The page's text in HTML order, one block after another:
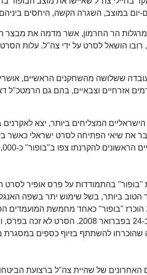
יום במוצב, השגרה הקשה, היחסים
הר החרמון, אשר מדמה את מבצר
ששלושה מהשחקנים הראשיים,
אזרחיים וצבאיים, בהם גם הרמטכ"ל
את שיאי הפתיחה לסרט ישראלי כאשר
ביותר, בשל שימוש יתר בשפה
ישראל בקטגוריה זו. בינואר 2008 הוכרז "בופור" כאחד
בטקס האוסקר ה-80, שהתקיים ב-24
שהוכרחו להשתתף בזיוף כספים
של שהיית צה"ל ברצועת הביטחון